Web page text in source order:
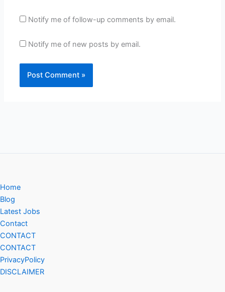
Notify me of follow-up comments by email.
Notify me of new posts by email.
Home
Blog
Latest Jobs
Contact
CONTACT
CONTACT
PrivacyPolicy
DISCLAIMER